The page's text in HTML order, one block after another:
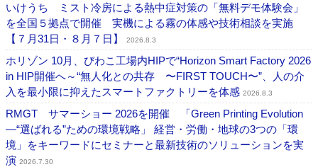
いけうち ミスト冷房による熱中症対策の「無料デモ体験会」
を全国５拠点で開催 実機による霧の体感や技術相談を実施
【７月31日・８月７日】
2026.8.3
ホリゾン 10月、びわこ工場内HIPで“Horizon Smart Factory 2026
in HIP開催へ～“無人化との共存 〜FIRST TOUCH〜”、人の介
入を最小限に抑えたスマートファクトリーを体感 2026.8.3
RMGT サマーショー 2026を開催 「Green Printing Evolution
―“選ばれる”ための環境戦略」 経営・労働・地球の3つの「環
境」をキーワードにセミナーと最新技術のソリューションを実
演 2026.7.30